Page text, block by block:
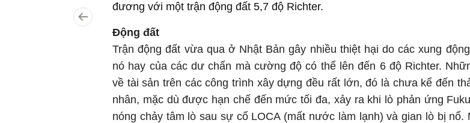
đương với một trận động đất 5,7 độ Richter.
Động đất
Trận động đất vừa qua ở Nhật Bản gây nhiều thiệt hại do các xung
nó hay của các dư chấn mà cường độ có thể lên đến 6 độ Richter.
về tài sản trên các công trình xây dựng đều rất lớn, đó là chưa kể đến
nhân, mặc dù được hạn chế đến mức tối đa, xảy ra khi lò phản ứng
nóng chảy tâm lò sau sự cố LOCA (mất nước làm lạnh) và gian lò bị nổ.